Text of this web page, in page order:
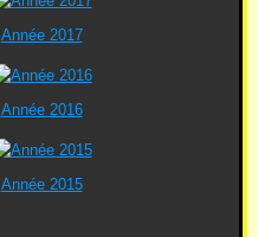
Année 2017
Année 2016
Année 2015